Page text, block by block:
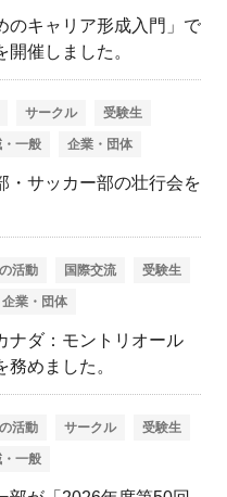
のキャリア形成入門」で
開催しました。
サークル 受験生
一般 企業・団体
・サッカー部の壮行会を
活動 国際交流 受験生
企業・団体
ナダ：モントリオール
めました。
活動 サークル 受験生
一般